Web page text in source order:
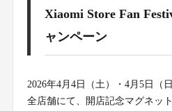
Xiaomi Store Fan
ャンペーン
2026年4月4日（土）・4月5日（
全店舗にて、開店記念マグネッ